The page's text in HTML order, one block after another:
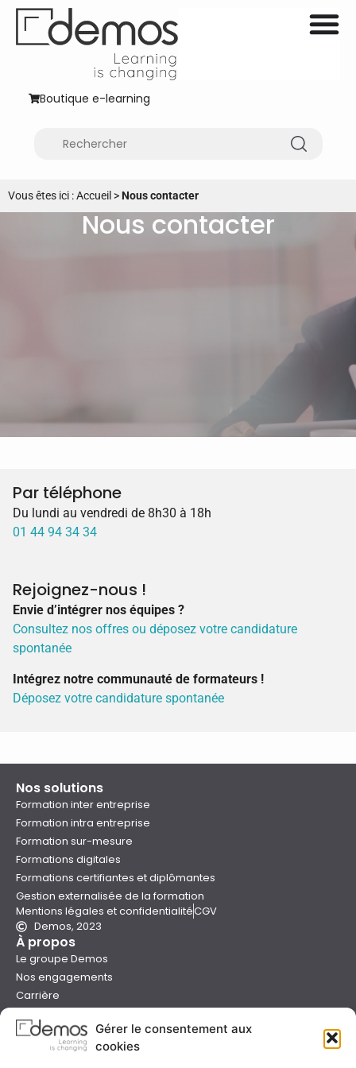
Gérer le consentement aux
cookies
Boutique e-learning
Vous êtes ici :Accueil >Nous contacter
Nous contacter
Par téléphone
Du lundi au vendredi de 8h30 à 18h
01 44 94 34 34
Rejoignez-nous !
Envie d’intégrer nos équipes ?
Consultez nos offres ou déposez votre candidature
spontanée
Intégrez notre communauté de formateurs !
Déposez votre candidature spontanée
Nos solutions
Formation inter entreprise
Formation intra entreprise
Formation sur-mesure
Formations digitales
Formations certifiantes et diplômantes
Gestion externalisée de la formation
Mentions légales et confidentialitéCGV
Demos, 2023
À propos
Le groupe Demos
Nos engagements
Carrière
Presse
Catalogues